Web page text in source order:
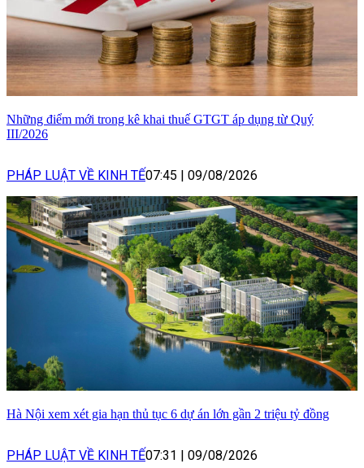
Những điểm mới trong kê khai thuế GTGT áp dụng từ Quý
III/2026
PHÁP LUẬT VỀ KINH TẾ07:45 09/08/2026
Hà Nội xem xét gia hạn thủ tục 6 dự án lớn gần 2 triệu tỷ đồng
PHÁP LUẬT VỀ KINH TẾ07:31 | 09/08/2026